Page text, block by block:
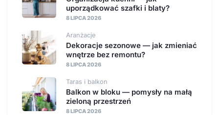
uporządkować szafki i blaty?
8 LIPCA 2026
Aranżacje
Dekoracje sezonowe — jak zmieniać
wnętrze bez remontu?
8 LIPCA 2026
Taras i balkon
Balkon w bloku — pomysły na małą
zieloną przestrzeń
8 LIPCA 2026